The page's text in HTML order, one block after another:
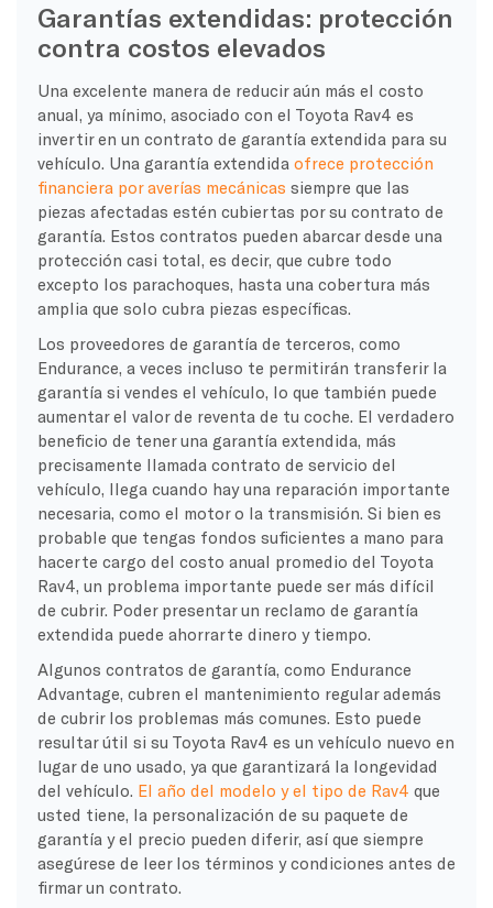
Garantías extendidas: protección
contra costos elevados
Una excelente manera de reducir aún más el costo
anual, ya mínimo, asociado con el Toyota Rav4 es
invertir en un contrato de garantía extendida para su
vehículo. Una garantía extendida ofrece protección
financiera por averías mecánicas siempre que las
piezas afectadas estén cubiertas por su contrato de
garantía. Estos contratos pueden abarcar desde una
protección casi total, es decir, que cubre todo
excepto los parachoques, hasta una cobertura más
amplia que solo cubra piezas específicas.
Los proveedores de garantía de terceros, como
Endurance, a veces incluso te permitirán transferir la
garantía si vendes el vehículo, lo que también puede
aumentar el valor de reventa de tu coche. El verdadero
beneficio de tener una garantía extendida, más
precisamente llamada contrato de servicio del
vehículo, llega cuando hay una reparación importante
necesaria, como el motor o la transmisión. Si bien es
probable que tengas fondos suficientes a mano para
hacerte cargo del costo anual promedio del Toyota
Rav4, un problema importante puede ser más difícil
de cubrir. Poder presentar un reclamo de garantía
extendida puede ahorrarte dinero y tiempo.
Algunos contratos de garantía, como Endurance
Advantage, cubren el mantenimiento regular además
de cubrir los problemas más comunes. Esto puede
resultar útil si su Toyota Rav4 es un vehículo nuevo en
lugar de uno usado, ya que garantizará la longevidad
del vehículo. El año del modelo y el tipo de Rav4 que
usted tiene, la personalización de su paquete de
garantía y el precio pueden diferir, así que siempre
asegúrese de leer los términos y condiciones antes de
firmar un contrato.